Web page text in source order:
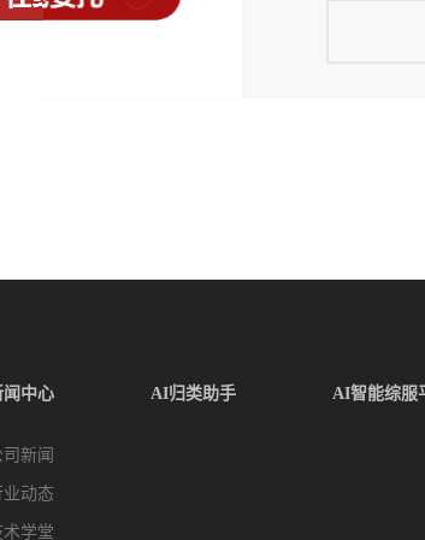
闻中心
司新闻
业动态
术学堂
AI归类助手 AI智能综服